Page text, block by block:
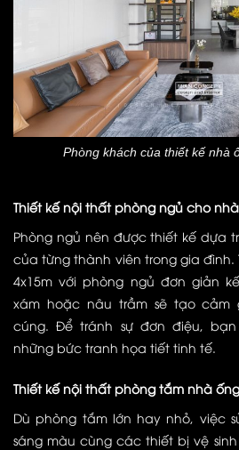
Phòng khách của thiết kế nhà
Thiết kế nội thất phòng ngủ cho
Phòng ngủ nên được thiết kế dựa
của từng thành viên trong gia đình.
4x15m với phòng ngủ đơn giản
xám hoặc nâu trầm sẽ tạo
cúng. Để tránh sự đơn điệu,
những bức tranh họa tiết tinh tế.
Thiết kế nội thất phòng tắm nhà
Dù phòng tắm lớn hay nhỏ, việc
sáng màu cùng các thiết bị vệ